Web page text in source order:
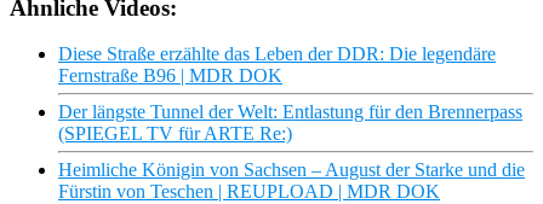
Ähnliche Videos:
Diese Straße erzählte das Leben der DDR: Die legendäre
Fernstraße B96 | MDR DOK
Der längste Tunnel der Welt: Entlastung für den Brennerpass
(SPIEGEL TV für ARTE Re:)
Heimliche Königin von Sachsen – August der Starke und die
Fürstin von Teschen | REUPLOAD | MDR DOK